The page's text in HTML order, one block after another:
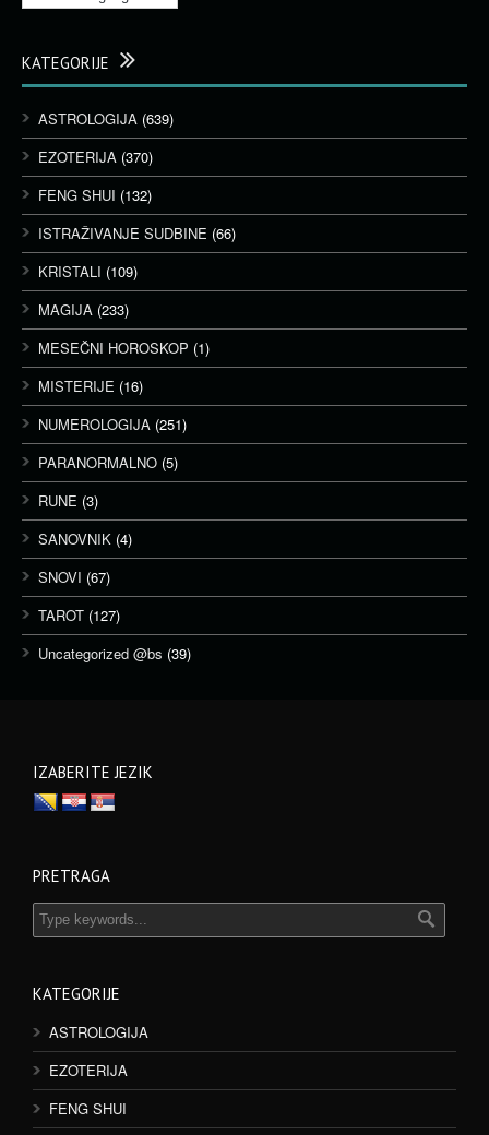
KATEGORIJE
ASTROLOGIJA (639)
EZOTERIJA (370)
FENG SHUI (132)
ISTRAŽIVANJE SUDBINE (66)
KRISTALI (109)
MAGIJA (233)
MESEČNI HOROSKOP (1)
MISTERIJE (16)
NUMEROLOGIJA (251)
PARANORMALNO (5)
RUNE (3)
SANOVNIK (4)
SNOVI (67)
TAROT (127)
Uncategorized @bs (39)
IZABERITE JEZIK
PRETRAGA
KATEGORIJE
ASTROLOGIJA
EZOTERIJA
FENG SHUI